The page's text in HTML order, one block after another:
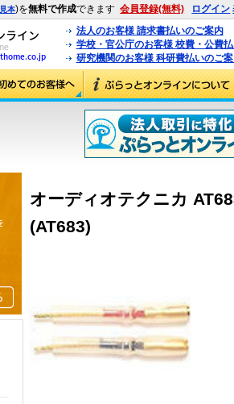
見本)を無料で作成できます 会員登録(無料) ログイン
法人のお客様 請求書払いのご案内
学校・官公庁のお客様 校費・公費
研究機関のお客様 科研費払いのご
オーディオテクニカ
(AT683)